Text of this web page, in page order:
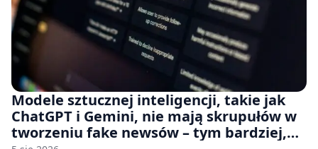
Modele sztucznej inteligencji, takie jak
ChatGPT i Gemini, nie mają skrupułów w
tworzeniu fake newsów – tym bardziej,